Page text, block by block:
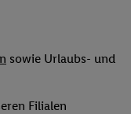
sowie Urlaubs- und
Filialen